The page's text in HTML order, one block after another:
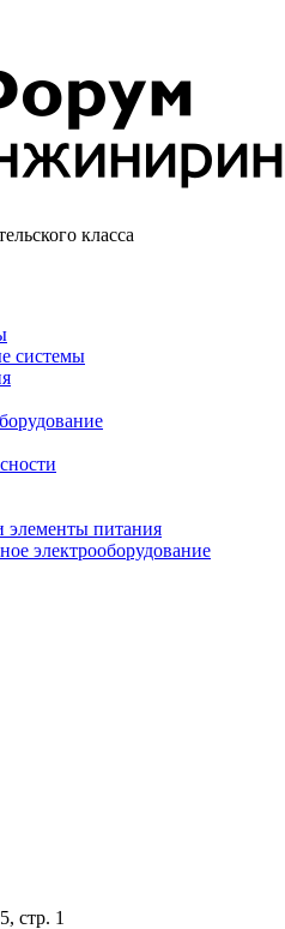
класса
системы
элементы питания
электрооборудование
стр. 1